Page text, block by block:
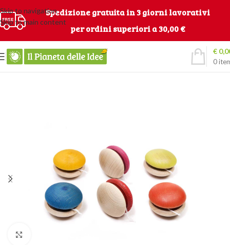
Skip to navigation
Skip to main content
Spedizione gratuita in 3 giorni lavorativi
per ordini superiori a 30,00 €
0
€